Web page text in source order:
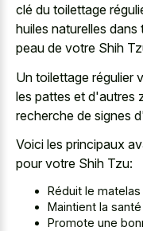
clé du toilettage
huiles naturelles
peau de votre Shih
Un toilettage régulier
les pattes et d'autres
recherche de signes
Voici les principaux
pour votre Shih Tzu:
Réduit le matelas
Maintient la
Promote une